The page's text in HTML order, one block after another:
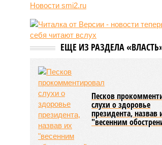
06/08
Euractiv: закрытие границы с
экономики Финляндии
06/08
Минобрнауки осенью примет
решение о правилах
Новости smi2.ru
ЕЩЕ ИЗ РАЗДЕЛА
Песков
слухи о здоровье
президента, назвав
"весенним